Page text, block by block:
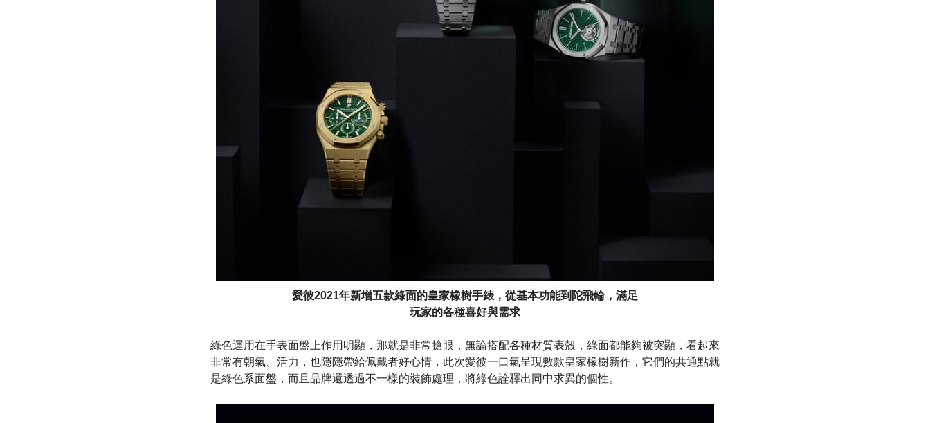
愛彼2021年新增五款綠面的皇家橡樹手錶，從基本功能到陀飛輪，滿足
玩家的各種喜好與需求
綠色運用在手表面盤上作用明顯，那就是非常搶眼，無論搭配各種材質表殼，綠面都能夠被突顯，看起來
非常有朝氣、活力，也隱隱帶給佩戴者好心情，此次愛彼一口氣呈現數款皇家橡樹新作，它們的共通點就
是綠色系面盤，而且品牌還透過不一樣的裝飾處理，將綠色詮釋出同中求異的個性。